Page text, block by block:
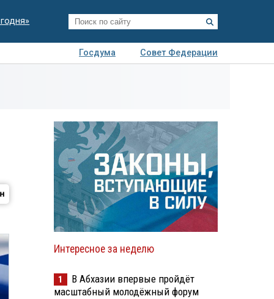
Госдума
Совет Федерации
Интересное за неделю
1
В Абхазии впервые пройдёт
масштабный молодёжный форум